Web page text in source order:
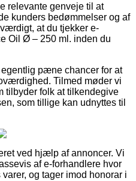
relevante genveje til at
kunders bedømmelser og af
at du tjekker e-
Oil Ø – 250 ml. inden du
pæne chancer for at
Tilmed møder vi
tilbyder folk at tilkendegive
som tillige kan udnyttes til
ved hjælp af annoncer. Vi
af e-forhandlere hvor
og tager imod honorar i